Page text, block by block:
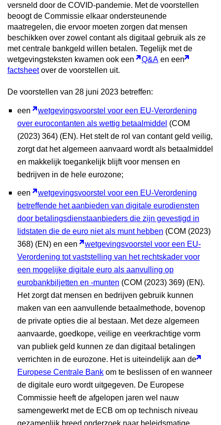
versneld door de COVID-pandemie. Met de voorstellen
beoogt de Commissie elkaar ondersteunende
maatregelen, die ervoor moeten zorgen dat mensen
beschikken over zowel contant als digitaal gebruik als ze
met centrale bankgeld willen betalen. Tegelijk met de
wetgevingsteksten kwamen ook een
Q&A en een
factsheetover de voorstellen uit.
De voorstellen van 28 juni 2023 betreffen:
een
wetgevingsvoorstel voor een EU-Verordening
over eurocontanten als wettig betaalmiddel (COM
(2023) 364) (EN). Het stelt de rol van contant geld veilig,
zorgt dat het algemeen aanvaard wordt als betaalmiddel
en makkelijk toegankelijk blijft voor mensen en
bedrijven in de hele eurozone;
een
wetgevingsvoorstel voor een EU-Verordening
betreffende het aanbieden van digitale eurodiensten
door betalingsdienstaanbieders die zijn gevestigd in
lidstaten die de euro niet als munt hebben (COM (2023)
368) (EN) en een
wetgevingsvoorstel voor een EU-
Verordening tot vaststelling van het rechtskader voor
een mogelijke digitale euro als aanvulling op
eurobankbiljetten en -munten (COM (2023) 369) (EN).
Het zorgt dat mensen en bedrijven gebruik kunnen
maken van een aanvullende betaalmethode, bovenop
de private opties die al bestaan. Met deze algemeen
aanvaarde, goedkope, veilige en veerkrachtige vorm
van publiek geld kunnen ze dan digitaal betalingen
verrichten in de eurozone. Het is uiteindelijk aan de
Europese Centrale Bank om te beslissen of en wanneer
de digitale euro wordt uitgegeven. De Europese
Commissie heeft de afgelopen jaren wel nauw
samengewerkt met de ECB om op technisch niveau
gezamenlijk breed onderzoek naar beleidsmatige,